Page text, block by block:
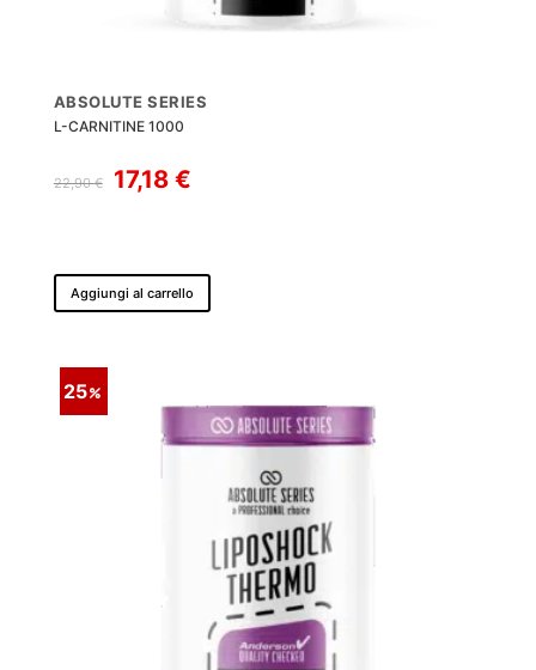
ABSOLUTE SERIES
L-CARNITINE 1000
22,90€
Il
prezzo
22,90 €.
17,18 €Il
17,18 €.
Aggiungi al carrello
25